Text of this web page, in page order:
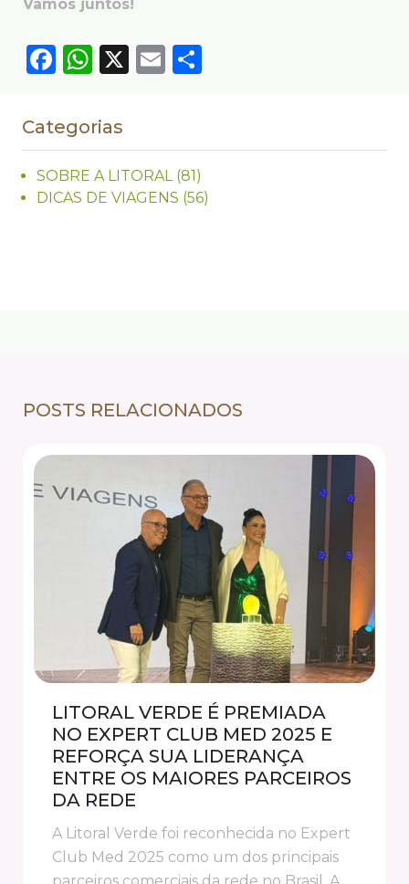
Vamos juntos!
Facebook
WhatsApp
X Email
Categorias
SOBRE A LITORAL(81)
DICAS DE VIAGENS (56)
POSTS RELACIONADOS
LITORAL VERDE É PREMIADA
NO EXPERT CLUB MED 2025 E
REFORÇA SUA LIDERANÇA
ENTRE OS MAIORES PARCEIROS
DA REDE
A Litoral Verde foi reconhecida no Expert
Club Med 2025 como um dos principais